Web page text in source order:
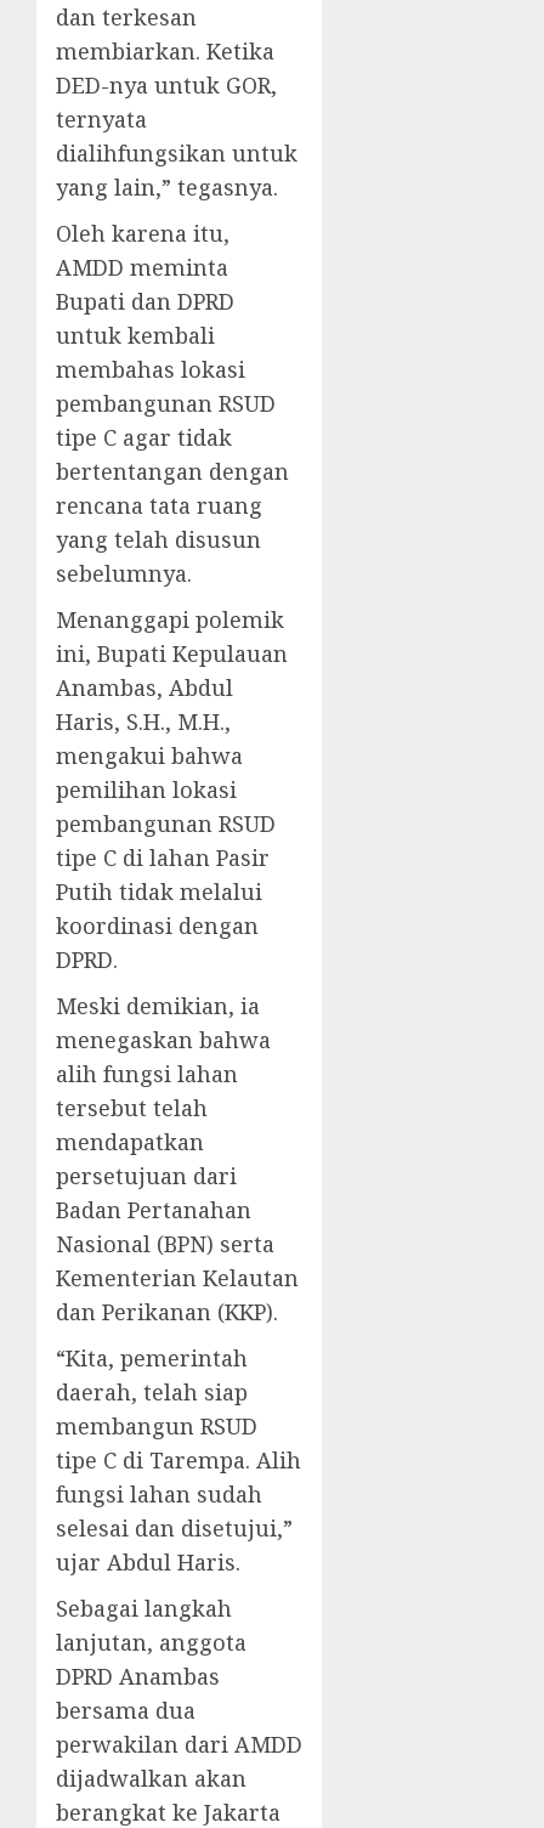
dan terkesan
membiarkan. Ketika
DED-nya untuk GOR,
ternyata
dialihfungsikan untuk
yang lain,” tegasnya.
Oleh karena itu,
AMDD meminta
Bupati dan DPRD
untuk kembali
membahas lokasi
pembangunan RSUD
tipe C agar tidak
bertentangan dengan
rencana tata ruang
yang telah disusun
sebelumnya.
Menanggapi polemik
ini, Bupati Kepulauan
Anambas, Abdul
Haris, S.H., M.H.,
mengakui bahwa
pemilihan lokasi
pembangunan RSUD
tipe C di lahan Pasir
Putih tidak melalui
koordinasi dengan
DPRD.
Meski demikian, ia
menegaskan bahwa
alih fungsi lahan
tersebut telah
mendapatkan
persetujuan dari
Badan Pertanahan
Nasional (BPN) serta
Kementerian Kelautan
dan Perikanan (KKP).
“Kita, pemerintah
daerah, telah siap
membangun RSUD
tipe C di Tarempa. Alih
fungsi lahan sudah
selesai dan disetujui,”
ujar Abdul Haris.
Sebagai langkah
lanjutan, anggota
DPRD Anambas
bersama dua
perwakilan dari AMDD
dijadwalkan akan
berangkat ke Jakarta